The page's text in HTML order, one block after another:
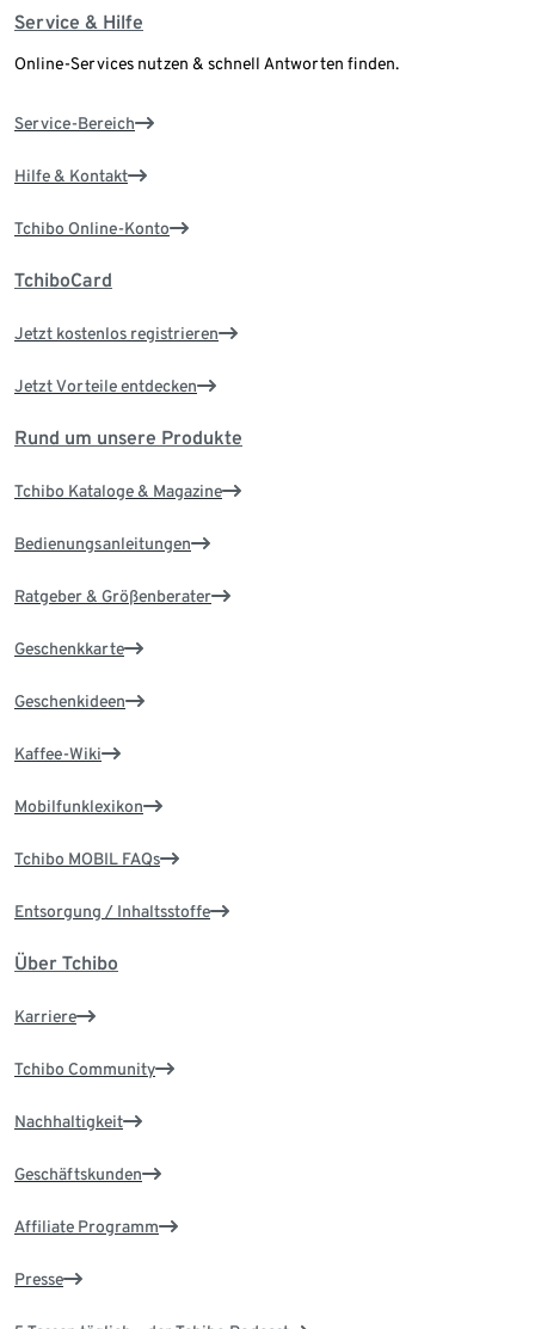
Service & Hilfe
Online-Services nutzen & schnell Antworten finden.
Service-Bereich
Hilfe & Kontakt
Tchibo Online-Konto
TchiboCard
Jetzt kostenlos registrieren
Jetzt Vorteile entdecken
Rund um unsere Produkte
Tchibo Kataloge & Magazine
Bedienungsanleitungen
Ratgeber & Größenberater
Geschenkkarte
Geschenkideen
Kaffee-Wiki
Mobilfunklexikon
Tchibo MOBIL FAQs
Entsorgung / Inhaltsstoffe
Über Tchibo
Karriere
Tchibo Community
Nachhaltigkeit
Geschäftskunden
Affiliate Programm
Presse